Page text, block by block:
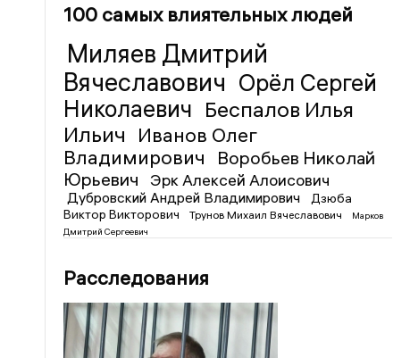
100 самых влиятельных людей
Миляев Дмитрий
Вячеславович Орёл Сергей
Николаевич Беспалов Илья
Ильич
Иванов Олег
Владимирович
Воробьев Николай
Юрьевич
Эрк Алексей Алоисович
Дубровский Андрей Владимирович
Дзюба
Виктор Викторович
Трунов Михаил Вячеславович
Марков
Дмитрий Сергеевич
Расследования